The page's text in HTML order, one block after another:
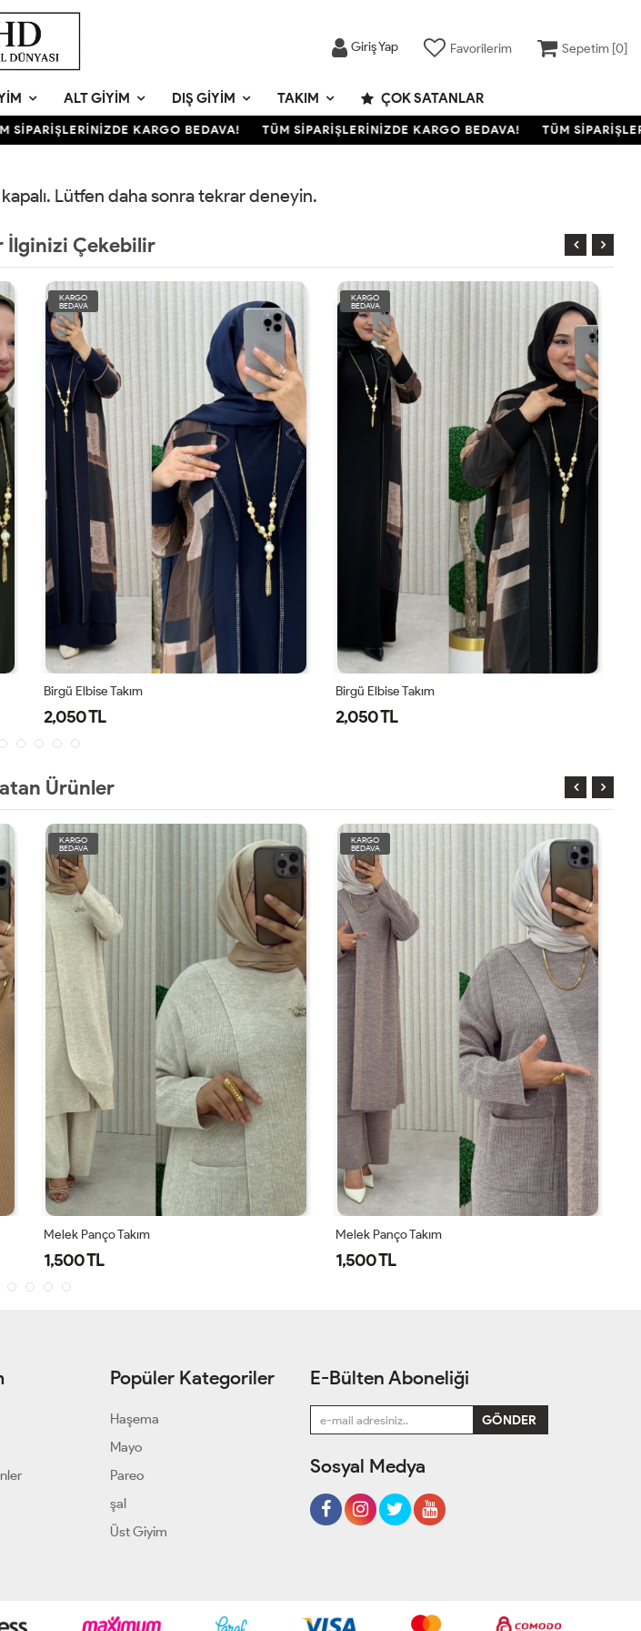
Giriş Yap Favorilerim Sepetim [0]
ALT GIYIM DIŞ GIYIM TAKIM ÇOK SATANLAR
SİPARİŞLERİNİZDE KARGO BEDAVA! TÜM SİPARİŞLERİNİZDE KARGO BEDAVA! TÜM
Lütfen daha sonra tekrar deneyin.
İlginizi Çekebilir
KARGO
BEDAVA
Birgü Elbise Takım
2,050 TL
KARGO
BEDAVA
Birgü Elbise Takım
2,050 TL
Ürünler
KARGO
BEDAVA
Melek Panço Takım
1,500 TL
KARGO
BEDAVA
Melek Panço Takım
1,500 TL
Popüler Kategoriler
Haşema
Mayo
Pareo
şal
Üst Giyim
E-Bülten Aboneliği
Sosyal Medya